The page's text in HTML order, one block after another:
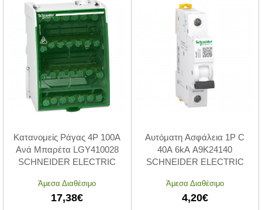
Κατανομείς Ράγας 4P 100Α
Ανά Μπαρέτα LGY410028
SCHNEIDER ELECTRIC
Άμεσα Διαθέσιμο
17,38€
Αυτόματη Ασφάλεια 1P C
40A 6kA A9K24140
SCHNEIDER ELECTRIC
Άμεσα Διαθέσιμο
4,20€